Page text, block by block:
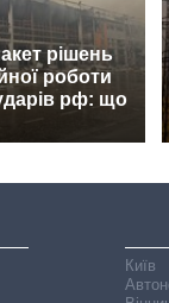
рішень
роботи
рф: що
Київ